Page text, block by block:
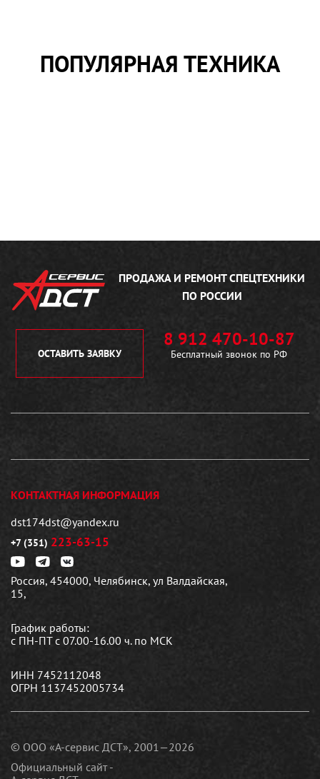
ПОПУЛЯРНАЯ ТЕХНИКА
ПРОДАЖА И РЕМОНТСПЕЦТЕХНИКИ
ПО РОССИИ
ОСТАВИТЬ ЗАЯВКУ
8 912 470-10-87
Бесплатный звонок по РФ
КОНТАКТНАЯ ИНФОРМАЦИЯ
dst174dst@yandex.ru
+7 (351) 223-63-15
Россия, 454000, Челябинск, ул Валдайская,
15,
График работы:
с ПН-ПТ с 07.00-16.00 ч. по МСК
ИНН 7452112048
ОГРН 1137452005734
© ООО «А-сервис ДСТ», 2001—2026
Официальный сайт -